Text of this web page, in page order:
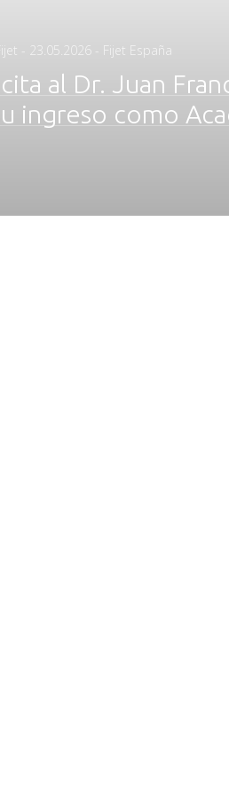
- Posted
23.05.2026 - Fijet España
al Dr. Juan
ingreso como